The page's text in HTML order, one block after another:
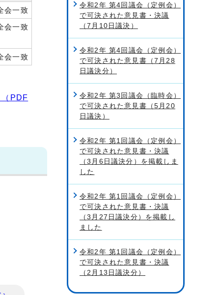
会一致
会一致
会一致
（PDF
令和2年 第4回議会（定例会）
で可決された意見書・決議
（7月10日議決）
令和2年 第4回議会（定例会）
で可決された意見書（7月28
日議決分）
令和2年 第3回議会（臨時会）
で可決された意見書（5月20
日議決）
令和2年 第1回議会（定例会）
で可決された意見書・決議
（3月6日議決分）を掲載しま
した
令和2年 第1回議会（定例会）
で可決された意見書・決議
（3月27日議決分）を掲載し
ました
令和2年 第1回議会（定例会）
で可決された意見書・決議
（2月13日議決分）